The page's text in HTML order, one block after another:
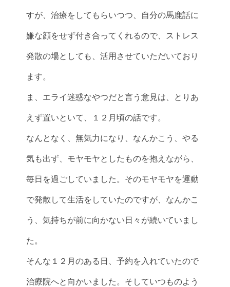
すが、治療をしてもらいつつ、自分の馬鹿話に
嫌な顔をせず付き合ってくれるので、ストレス
発散の場としても、活用させていただいており
ます。
ま、エライ迷惑なやつだと言う意見は、とりあ
えず置いといて、１２月頃の話です。
なんとなく、無気力になり、なんかこう、やる
気も出ず、モヤモヤとしたものを抱えながら、
毎日を過ごしていました。そのモヤモヤを運動
で発散して生活をしていたのですが、なんかこ
う、気持ちが前に向かない日々が続いていまし
た。
そんな１２月のある日、予約を入れていたので
治療院へと向かいました。そしていつものよう